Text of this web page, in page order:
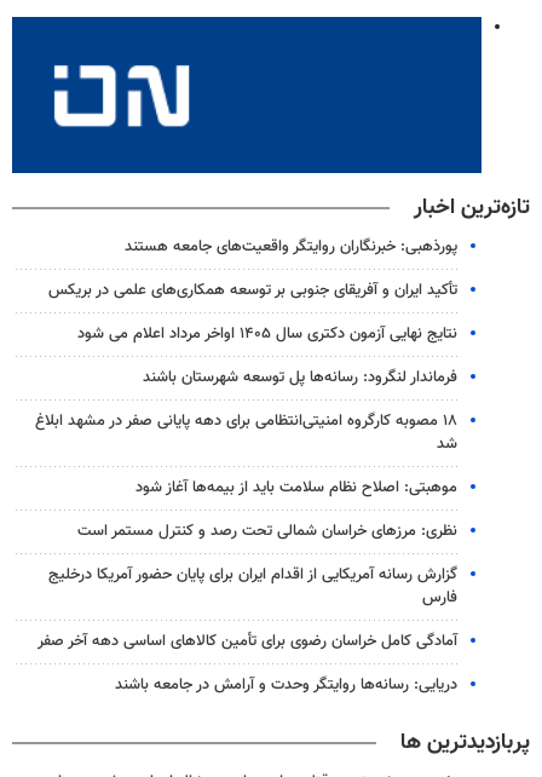
تازه‌ترین اخبار
پورذهبی: خبرنگاران روایتگر واقعیت‌های جامعه‌ هستند
تأکید ایران و آفریقای جنوبی بر توسعه همکاری‌های علمی در بریکس
نتایج نهایی آزمون دکتری سال ۱۴۰۵ اواخر مرداد اعلام می شود
فرماندار لنگرود: رسانه‌ها پل توسعه شهرستان باشند
۱۸ مصوبه کارگروه امنیتی‌انتظامی برای دهه پایانی صفر در مشهد ابلاغ
شد
موهبتی: اصلاح نظام سلامت باید از بیمه‌ها آغاز شود
نظری: مرزهای خراسان شمالی تحت رصد و کنترل مستمر است
گزارش رسانه آمریکایی از اقدام ایران برای پایان حضور آمریکا درخلیج
فارس
آمادگی کامل خراسان رضوی برای تأمین کالاهای اساسی دهه آخر صفر
دریایی: رسانه‌ها روایتگر وحدت و آرامش در جامعه باشند
پربازدیدترین ها